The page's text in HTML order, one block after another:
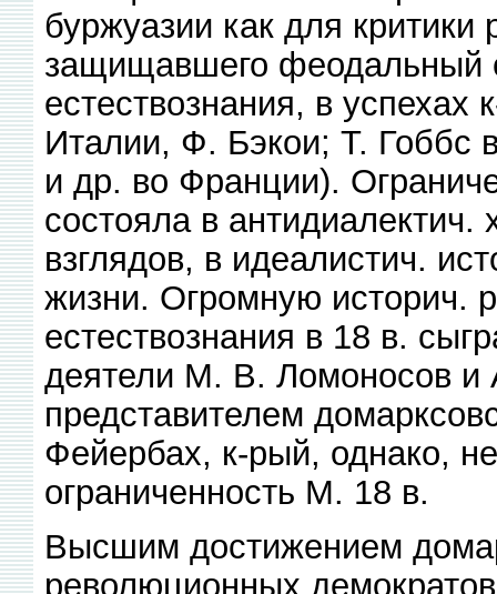
буржуазии как для критики
защищавшего феодальный
естествознания, в успехах
Италии, Ф. Бэкои; Т. Гоббс
и др. во Франции).
состояла в антидиалектич.
взглядов, в идеалистич.
жизни. Огромную историч.
естествознания в 18 в.
деятели М. В. Ломоносов
представителем
Фейербах, к-рый, однако,
ограниченность М. 18 в.
Высшим достижением
революционных